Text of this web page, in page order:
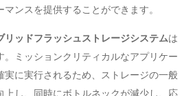
ンスを提供することができます。
リッドフラッシュストレージシステムは
。ミッションクリティカルなアプリケー
実に実行されるため、ストレージの一般
上し、同時にボトルネックが減少し、応